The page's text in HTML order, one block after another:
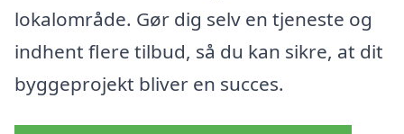
lokalområde. Gør dig selv en tjeneste og
indhent flere tilbud, så du kan sikre, at dit
byggeprojekt bliver en succes.